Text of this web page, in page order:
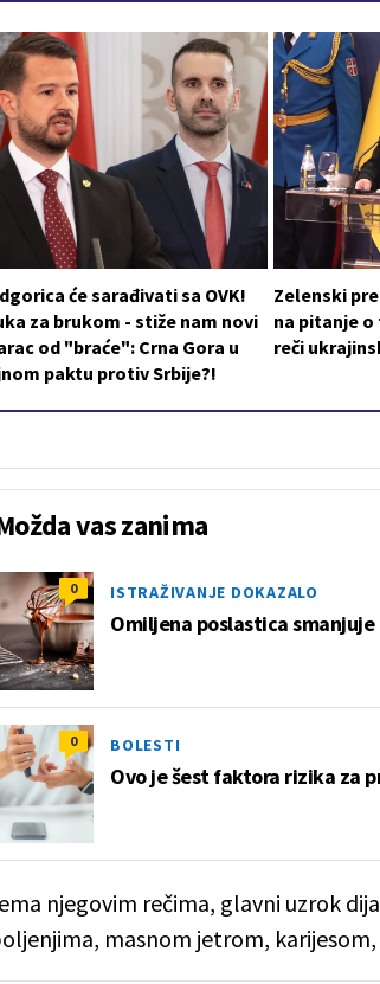
će sarađivati sa OVK!
za brukom - stiže nam novi
od "braće": Crna Gora u
paktu protiv Srbije?!
Zelenski
na pitanje o
reči
vas zanima
0 ISTRAŽIVANJE DOKAZALO
Omiljena poslastica
0 BOLESTI
Ovo je šest faktora rizika za
njegovim rečima, glavni uzrok
masnom jetrom,